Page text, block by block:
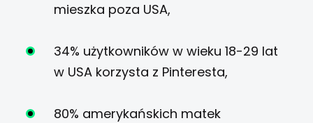
mieszka poza USA,
34% użytkowników w wieku 18-29 lat
w USA korzysta z Pinteresta,
80% amerykańskich matek